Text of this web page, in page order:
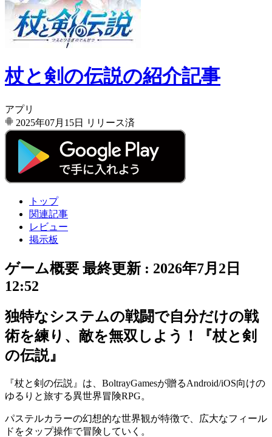
杖と剣の伝説の紹介記事
アプリ
2025年07月15日
リリース済
トップ
関連記事
レビュー
掲示板
ゲーム概要 最終更新 : 2026年7月2日
12:52
独特なシステムの戦闘で自分だけの戦
術を練り、敵を無双しよう！『杖と剣
の伝説』
『杖と剣の伝説 』は、BoltrayGamesが贈るAndroid/iOS向けの
ゆるりと旅する異世界冒険RPG。
パステルカラーの幻想的な世界観が特徴で、広大なフィール
ドをタップ操作で冒険していく。